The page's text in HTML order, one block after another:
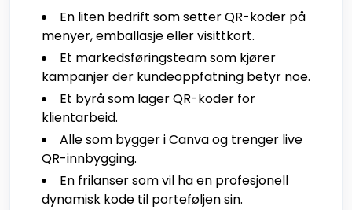
En liten bedrift som setter QR-koder på
menyer, emballasje eller visittkort.
Et markedsføringsteam som kjører
kampanjer der kundeoppfatning betyr noe.
Et byrå som lager QR-koder for
klientarbeid.
Alle som bygger i Canva og trenger live
QR-innbygging.
En frilanser som vil ha en profesjonell
dynamisk kode til porteføljen sin.